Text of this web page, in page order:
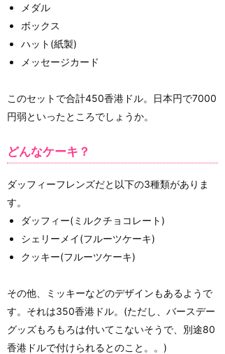
メダル
ボックス
ハット(紙製)
メッセージカード
このセットで合計450香港ドル。日本円で7000
円弱といったところでしょうか。
どんなケーキ？
ダッフィーフレンズだと以下の3種類がありま
す。
ダッフィー(ミルクチョコレート)
シェリーメイ(フルーツケーキ)
クッキー(フルーツケーキ)
その他、ミッキーなどのデザインもあるようで
す。それは350香港ドル。(ただし、バースデー
グッズもろもろは付いてこないそうで、別途80
香港ドルで付けられるとのこと。。)